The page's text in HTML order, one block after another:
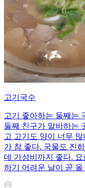
고기국수
고기 좋아하는 둘째는
둘째 친구가 알바하는
고 고기도 양이 너무
가 참 좋다. 국물도 진
데 가성비까지 좋다.
하기 어려운 날이 곧 올